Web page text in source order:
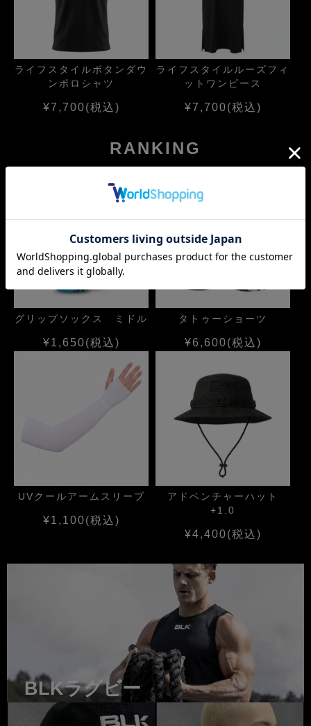
ライフスタイルボタンダウ
ンポロシャツ
¥7,700(税込)
ライフスタイルルーズフィ
ットワンピース
¥7,700(税込)
RANKING
グリップソックス ミドル
¥1,650(税込)
タトゥーショーツ
¥6,600(税込)
UVクールアームスリーブ
¥1,100(税込)
アドベンチャーハット
+1.0
¥4,400(税込)
BLKラグビー